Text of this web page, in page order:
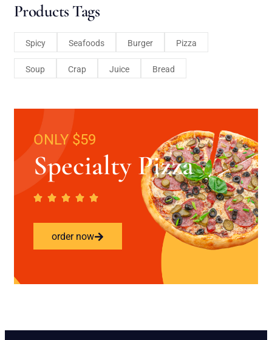
Products Tags
Spicy Seafoods Burger Pizza
Soup Crap Juice Bread
ONLY $59
Specialty Pizza
order now